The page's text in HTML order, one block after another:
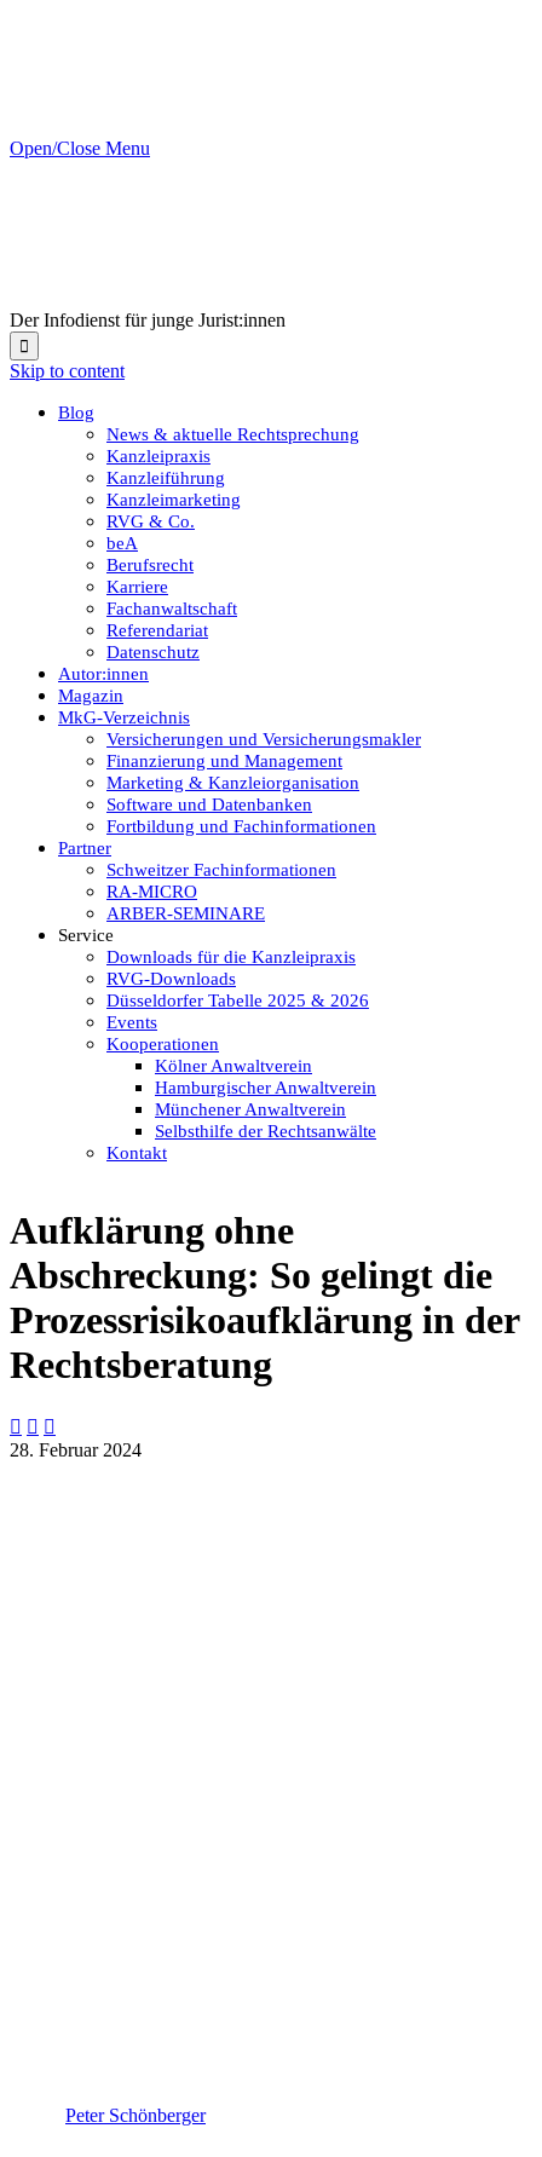
Open/Close Menu
Der Infodienst für junge Jurist:innen

Skip to content
Blog
News & aktuelle Rechtsprechung
Kanzleipraxis
Kanzleiführung
Kanzleimarketing
RVG & Co.
beA
Berufsrecht
Karriere
Fachanwaltschaft
Referendariat
Datenschutz
Autor:innen
Magazin
MkG-Verzeichnis
Versicherungen und Versicherungsmakler
Finanzierung und Management
Marketing & Kanzleiorganisation
Software und Datenbanken
Fortbildung und Fachinformationen
Partner
Schweitzer Fachinformationen
RA-MICRO
ARBER-SEMINARE
Service
Downloads für die Kanzleipraxis
RVG-Downloads
Düsseldorfer Tabelle 2025 & 2026
Events
Kooperationen
Kölner Anwaltverein
Hamburgischer Anwaltverein
Münchener Anwaltverein
Selbsthilfe der Rechtsanwälte
Kontakt
Aufklärung ohne
Abschreckung: So gelingt die
Prozessrisikoaufklärung in der
Rechtsberatung
  
28. Februar 2024
Peter Schönberger